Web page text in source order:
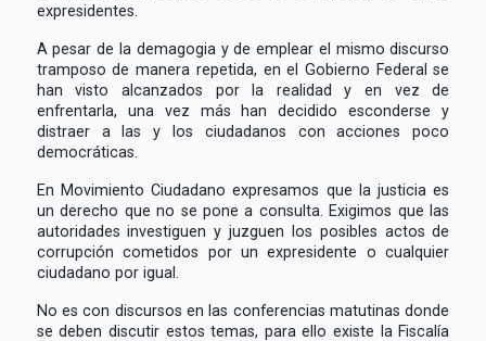
expresidentes.
A pesar de la demagogia y de emplear el mismo discurso
tramposo de manera repetida, en el Gobierno Federal se
han visto alcanzados por la realidad y en vez de
enfrentarla, una vez más han decidido esconderse y
distraer a las y los ciudadanos con acciones poco
democráticas.
En Movimiento Ciudadano expresamos que la justicia es
un derecho que no se pone a consulta. Exigimos que las
autoridades investiguen y juzguen los posibles actos de
corrupción cometidos por un expresidente o cualquier
ciudadano por igual.
No es con discursos en las conferencias matutinas donde
se deben discutir estos temas, para ello existe la Fiscalía